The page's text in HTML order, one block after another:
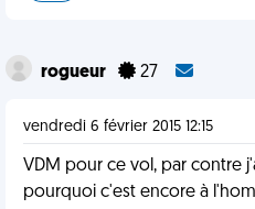
rogueur 27
vendredi 6 février 2015 12:15
VDM pour ce vol, par contre
pourquoi c'est encore à